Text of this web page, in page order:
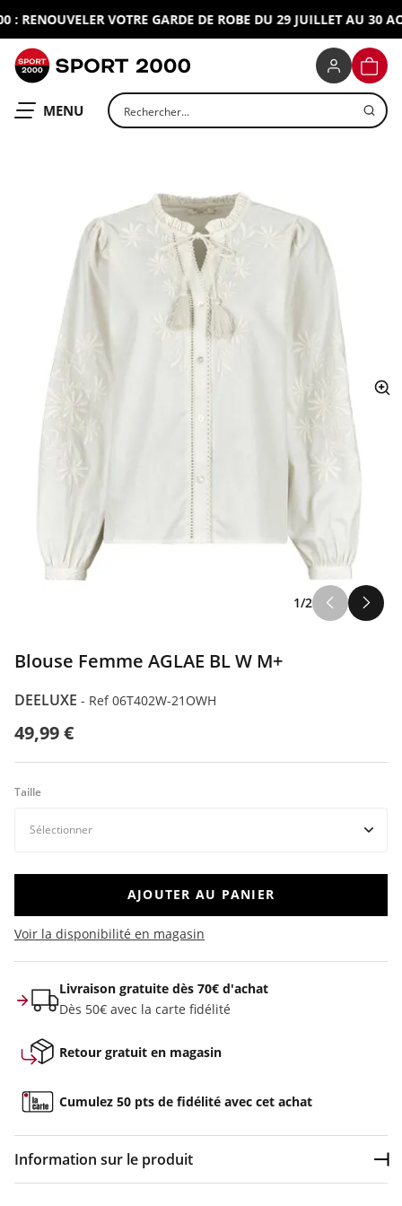
: RENOUVELER VOTRE GARDE DE ROBE DU 29 JUILLET AU 30
OUVRIR LE
MENU Rechercher un produit
1/2
Blouse Femme AGLAE BL W M+
DEELUXE - Ref 06T402W-21OWH
49,99 €
Taille
AJOUTER AU PANIER
Voir la disponibilité en magasin
Livraison gratuite dès 70€ d'achat
Dès 50€ avec la carte fidélité
Retour gratuit en magasin
Cumulez 50 pts de fidélité avec cet achat
Information sur le produit